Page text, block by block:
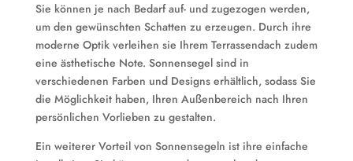
Sie können je nach Bedarf auf- und zugezogen werden,
um den gewünschten Schatten zu erzeugen. Durch ihre
moderne Optik verleihen sie Ihrem Terrassendach zudem
eine ästhetische Note. Sonnensegel sind in
verschiedenen Farben und Designs erhältlich, sodass Sie
die Möglichkeit haben, Ihren Außenbereich nach Ihren
persönlichen Vorlieben zu gestalten.
Ein weiterer Vorteil von Sonnensegeln ist ihre einfache